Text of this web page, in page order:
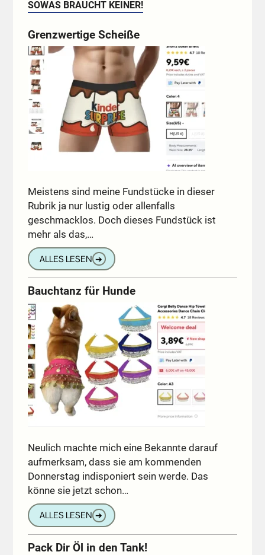
SOWAS BRAUCHT KEINER!
Grenzwertige Scheiße
Meistens sind meine Fundstücke in dieser
Rubrik ja nur lustig oder allenfalls
geschmacklos. Doch dieses Fundstück ist
mehr als das,…
ALLES LESEN ➔
Bauchtanz für Hunde
Neulich machte mich eine Bekannte darauf
aufmerksam, dass sie am kommenden
Donnerstag indisponiert sein werde. Das
könne sie jetzt schon…
ALLES LESEN ➔
Pack Dir Öl in den Tank!